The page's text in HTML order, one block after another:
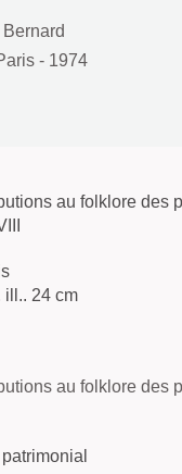
- 1974
au folklore des
ill.. 24 cm
au folklore des